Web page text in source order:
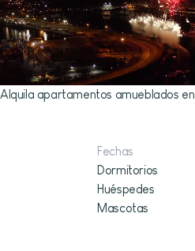
Alquila apartamentos amueblados en
Dormitorios
Huéspedes
Mascotas